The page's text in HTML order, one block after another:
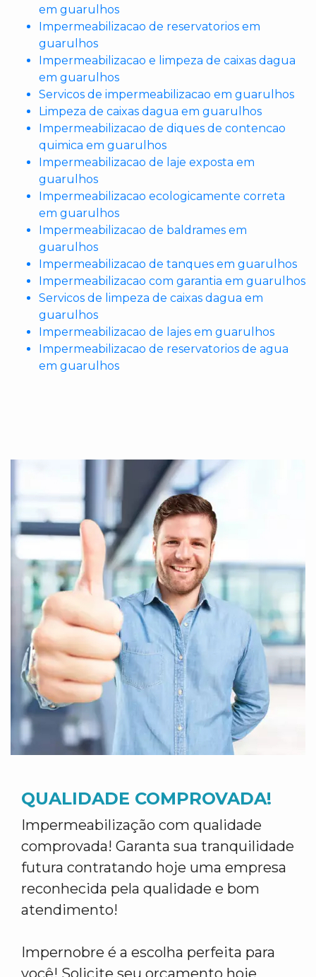
em guarulhos
Impermeabilizacao de reservatorios em
guarulhos
Impermeabilizacao e limpeza de caixas dagua
em guarulhos
Servicos de impermeabilizacao em guarulhos
Limpeza de caixas dagua em guarulhos
Impermeabilizacao de diques de contencao
quimica em guarulhos
Impermeabilizacao de laje exposta em
guarulhos
Impermeabilizacao ecologicamente correta
em guarulhos
Impermeabilizacao de baldrames em
guarulhos
Impermeabilizacao de tanques em guarulhos
Impermeabilizacao com garantia em guarulhos
Servicos de limpeza de caixas dagua em
guarulhos
Impermeabilizacao de lajes em guarulhos
Impermeabilizacao de reservatorios de agua
em guarulhos
QUALIDADE COMPROVADA!
Impermeabilização com qualidade
comprovada! Garanta sua tranquilidade
futura contratando hoje uma empresa
reconhecida pela qualidade e bom
atendimento!
Impernobre é a escolha perfeita para
você! Solicite seu orçamento hoje